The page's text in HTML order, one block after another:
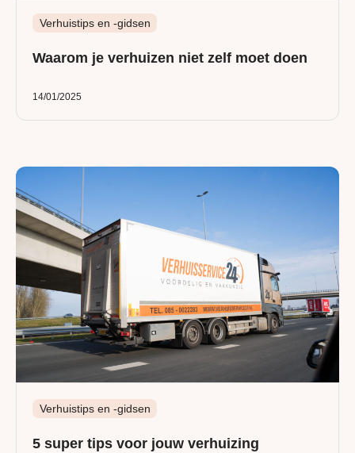
Verhuistips en -gidsen
Waarom je verhuizen niet zelf moet doen
14/01/2025
Verhuistips en -gidsen
5 super tips voor jouw verhuizing